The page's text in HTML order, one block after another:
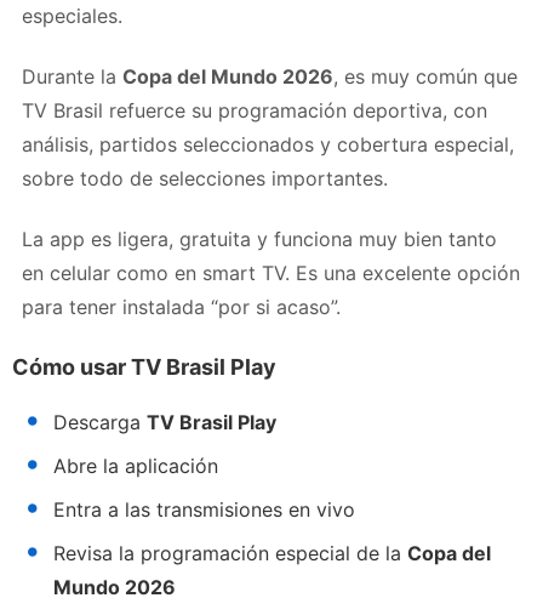
especiales.
Durante la Copa del Mundo 2026, es muy común que
TV Brasil refuerce su programación deportiva, con
análisis, partidos seleccionados y cobertura especial,
sobre todo de selecciones importantes.
La app es ligera, gratuita y funciona muy bien tanto
en celular como en smart TV. Es una excelente opción
para tener instalada “por si acaso”.
Cómo usar TV Brasil Play
Descarga TV Brasil Play
Abre la aplicación
Entra a las transmisiones en vivo
Revisa la programación especial de la Copa del
Mundo 2026